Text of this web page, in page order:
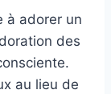
à adorer un
des
au lieu de